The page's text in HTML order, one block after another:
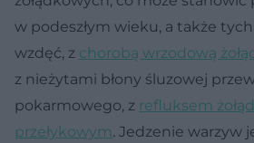
w podeszłym wieku, a także
wzdęć, z chorobą wrzodową
z nieżytami błony śluzowej
pokarmowego, z refluksem
przełykowym. Jedzenie warzyw